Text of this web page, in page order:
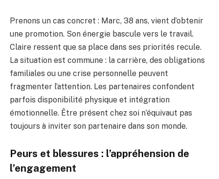
Prenons un cas concret : Marc, 38 ans, vient d’obtenir
une promotion. Son énergie bascule vers le travail.
Claire ressent que sa place dans ses priorités recule.
La situation est commune : la carrière, des obligations
familiales ou une crise personnelle peuvent
fragmenter l’attention. Les partenaires confondent
parfois disponibilité physique et intégration
émotionnelle. Être présent chez soi n’équivaut pas
toujours à inviter son partenaire dans son monde.
Peurs et blessures : l’appréhension de
l’engagement